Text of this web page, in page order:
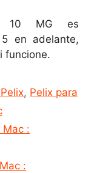
10 MG es
en adelante,
funcione.
, Pelix para
Mac :
: